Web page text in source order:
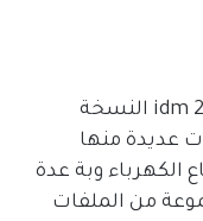
برنامج انترنت داونلود مانجر النسخة الجديدة به مميزات عديدة ,برنامج idm 2014 النسخة
بمميزات عديدة منها
الكهرباء وبة عدة
من الملفات